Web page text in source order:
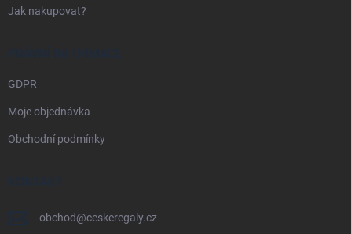
Jak nakupovat?
PRÁVNÍ INFORMACE
GDPR
Moje objednávka
Obchodní podmínky
KONTAKT
obchod@ceskeregaly.cz